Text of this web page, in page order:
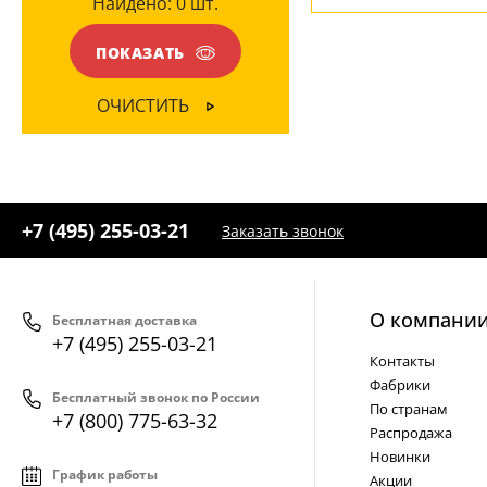
Бежевый(3)
Белый(1)
ПОКАЗАТЬ
ОЧИСТИТЬ
+7 (495) 255-03-21 Заказать звонок
Бесплатная доставка
+7 (495) 255-03-21
Бесплатный звонок по России
+7 (800) 775-63-32
График работы
О
Контакты
Фабрики
По странам
Распродажа
Новинки
Акции